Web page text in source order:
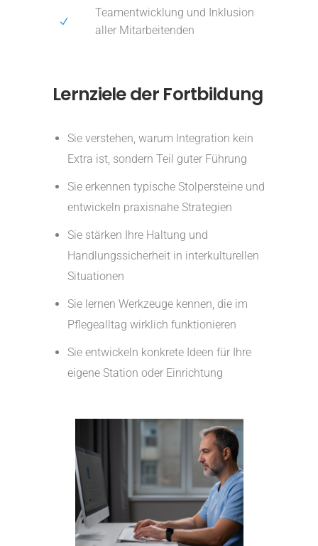
Teamentwicklung und Inklusion
aller Mitarbeitenden
Lernziele der Fortbildung
Sie verstehen, warum Integration kein
Extra ist, sondern Teil guter Führung
Sie erkennen typische Stolpersteine und
entwickeln praxisnahe Strategien
Sie stärken Ihre Haltung und
Handlungssicherheit in interkulturellen
Situationen
Sie lernen Werkzeuge kennen, die im
Pflegealltag wirklich funktionieren
Sie entwickeln konkrete Ideen für Ihre
eigene Station oder Einrichtung